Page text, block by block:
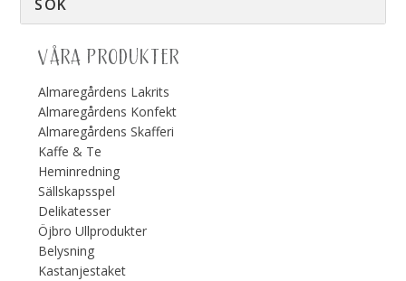
VÅRA PRODUKTER
Almaregårdens Lakrits
Almaregårdens Konfekt
Almaregårdens Skafferi
Kaffe & Te
Heminredning
Sällskapsspel
Delikatesser
Öjbro Ullprodukter
Belysning
Kastanjestaket